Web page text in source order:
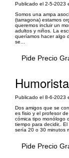
Publicado el 2-5-2023
Somos una ampa
(tarragona) estamos
queremos incluir un
adultos y niños. La
queríamos hacer algo
se...
Pide Precio
Publicado el 8-6-2023
Dos amigos que se
es fisio y el profesor
cómica tipo monólogo
tiempo para decidir,.
sería 20 o 30 minutos
Pide Precio